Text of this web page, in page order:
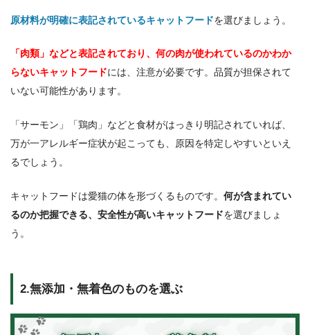
原材料が明確に表記されているキャットフードを選びましょう。
「肉類」などと表記されており、何の肉が使われているのかわか
らないキャットフードには、注意が必要です。品質が担保されて
いない可能性があります。
「サーモン」「鶏肉」などと食材がはっきり明記されていれば、
万が一アレルギー症状が起こっても、原因を特定しやすいといえ
るでしょう。
キャットフードは愛猫の体を形づくるものです。 何が含まれてい
るのか把握できる、安全性が高いキャットフードを選びましょ
う。
2.無添加・無着色のものを選ぶ